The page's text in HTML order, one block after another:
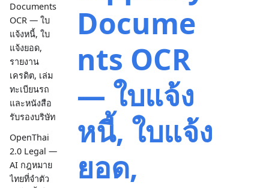
Documents
OCR — ใบ
แจ้งหนี้, ใบ
แจ้งยอด,
รายงาน
เครดิต, เล่ม
ทะเบียนรถ
และหนังสือ
รับรองบริษัท
OpenThai
2.0 Legal —
AI กฎหมาย
ไทยที่จำตัว
Docume
nts OCR
— ใบแจ้ง
หนี้, ใบแจ้ง
ยอด,